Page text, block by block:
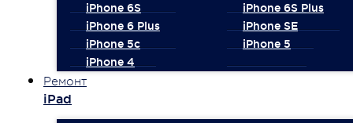
iPhone 6S
iPhone 6S Plus
iPhone 6 Plus
iPhone SE
iPhone 5c
iPhone 5
iPhone 4
Ремонт
iPad